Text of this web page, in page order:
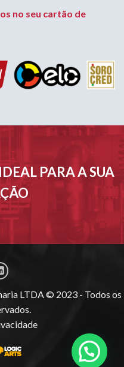
no seu cartão de
PARA A SUA
LTDA © 2023 - Todos os